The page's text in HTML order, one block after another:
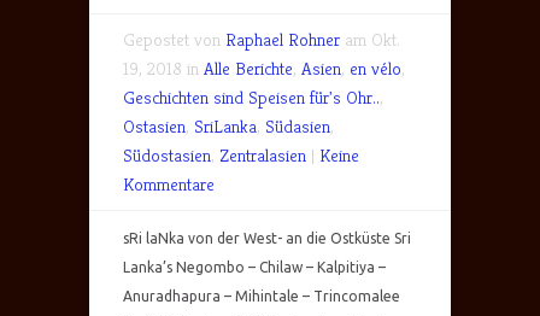
Gepostet von Raphael Rohner am Okt.
19, 2018 in Alle Berichte, Asien, en vélo,
Geschichten sind Speisen für's Ohr..,
Ostasien, SriLanka, Südasien,
Südostasien, Zentralasien | Keine
Kommentare
sRi laNka von der West- an die Ostküste Sri
Lanka’s Negombo – Chilaw – Kalpitiya –
Anuradhapura – Mihintale – Trincomalee